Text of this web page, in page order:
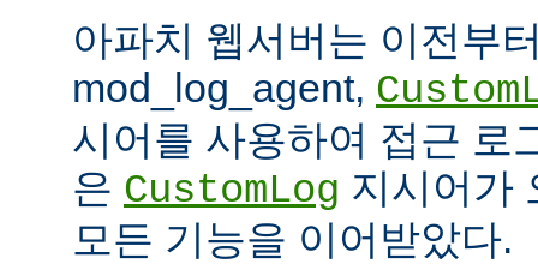
아파치 웹서버는 이전부
mod_log_agent,
시어를 사용하여 접근 로
은 CustomLog 지시어가
모든 기능을 이어받았다.